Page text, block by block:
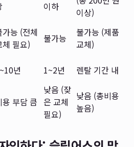
이하
이상)
가능 (전체
체 필요)
불가능
불가능 (제품
교체)
년 1~2년 렌탈 기간 내
용 부담 큼
낮음 (잦
은 교체
필요)
낮음 (총비용
높음)